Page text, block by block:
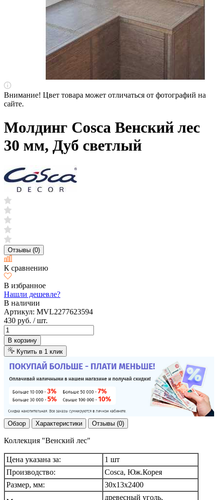
Внимание! Цвет товара может отличаться от фотографий на
сайте.
Молдинг Cosca Венский лес
30 мм, Дуб светлый
Отзывы (0)
К сравнению
В избранное
Нашли дешевле?
В наличии
Артикул: MVL2277623594
430 руб. / шт.
В корзину
Купить в 1 клик
Обзор Характеристики Отзывы (0)
Коллекция "Венский лес"
Цена указана за:
1 шт
Производство:
Cosca, Юж.Корея
Размер, мм:
30х13х2400
древесный уголь,